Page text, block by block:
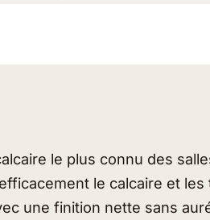
le plus connu des
le calcaire et les
une finition nette sans